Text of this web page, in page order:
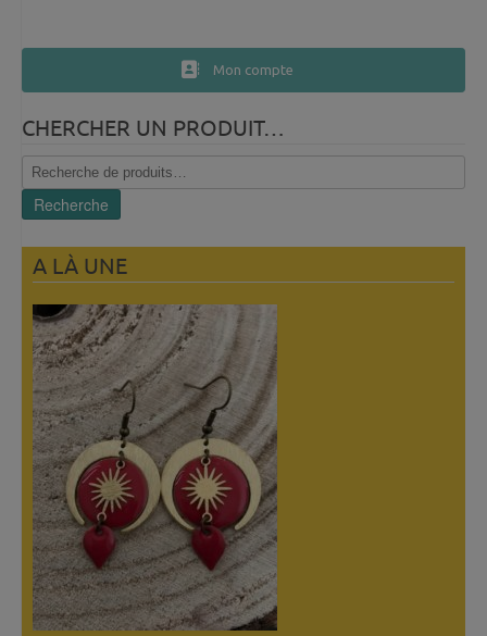
Mon compte
CHERCHER UN PRODUIT…
Recherche
pour :
Recherche
A LÀ UNE